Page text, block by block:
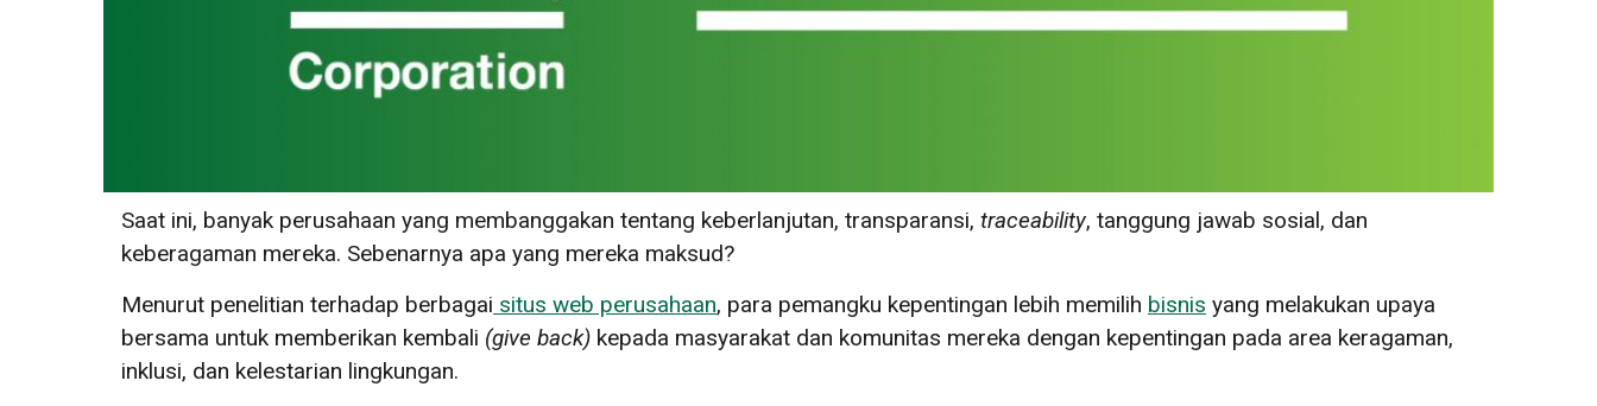
Saat ini, banyak perusahaan yang membanggakan tentang keberlanjutan, transparansi, traceability, tanggung jawab sosial, dan
keberagaman mereka. Sebenarnya apa yang mereka maksud?
Menurut penelitian terhadap berbagai situs web perusahaan, para pemangku kepentingan lebih memilih bisnis yang melakukan upaya
bersama untuk memberikan kembali (give back) kepada masyarakat dan komunitas mereka dengan kepentingan pada area keragaman,
inklusi, dan kelestarian lingkungan.